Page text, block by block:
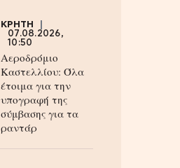
ΚΡΗΤΗ
07.08.2026,
10:50
Αεροδρόμιο
Καστελλίου: Όλα
έτοιμα για την
υπογραφή της
σύμβασης για τα
ραντάρ